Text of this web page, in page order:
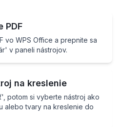
PDF
vo WPS Office a prepnite sa
v paneli nástrojov.
na kreslenie
potom si vyberte nástroj ako
alebo tvary na kreslenie do